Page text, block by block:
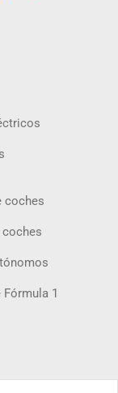
coches
Fórmula 1